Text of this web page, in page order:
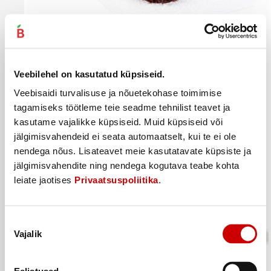
Veebilehel on kasutatud küpsiseid.
Veebisaidi turvalisuse ja nõuetekohase toimimise
tagamiseks töötleme teie seadme tehnilist teavet ja
kasutame vajalikke küpsiseid. Muid küpsiseid või
jälgimisvahendeid ei seata automaatselt, kui te ei ole
nendega nõus. Lisateavet meie kasutatavate küpsiste ja
jälgimisvahendite ning nendega kogutava teabe kohta
leiate jaotises Privaatsuspoliitika.
valik
Vajalik
Mascarpone browie 2x58g
2
. €